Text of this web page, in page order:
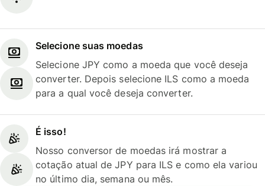
Selecione suas moedas
Selecione JPY como a moeda que você deseja
converter. Depois selecione ILS como a moeda
para a qual você deseja converter.
É isso!
Nosso conversor de moedas irá mostrar a
cotação atual de JPY para ILS e como ela variou
no último dia, semana ou mês.